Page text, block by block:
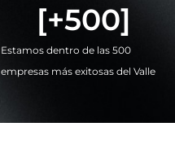
Estamos dentro de las 500
empresas más exitosas del Valle
[+500]